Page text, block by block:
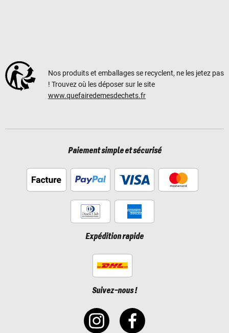
Nos produits et emballages se recyclent, ne les jetez pas
! Trouvez où les déposer sur le site
www.quefairedemesdechets.fr
Paiement simple et sécurisé
Expédition rapide
Suivez-nous !